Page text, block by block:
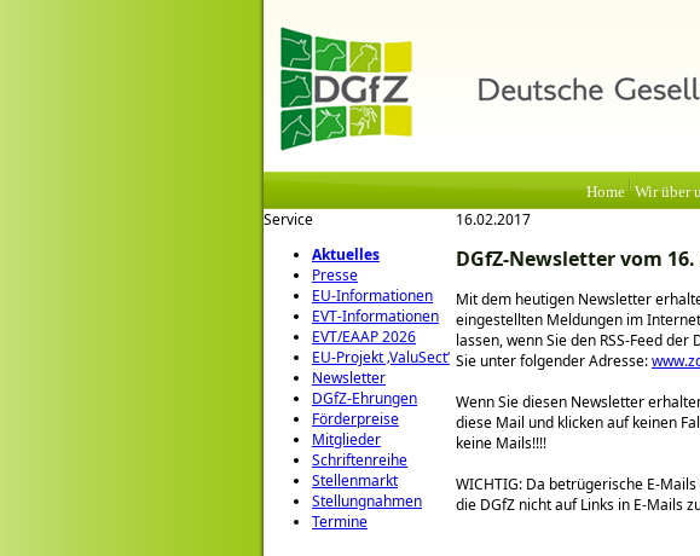
Home Wir über
Service
Aktuelles
Presse
EU-Informationen
EVT-Informationen
EVT/EAAP 2026
EU-Projekt ‚ValuSect‘
Newsletter
DGfZ-Ehrungen
Förderpreise
Mitglieder
Schriftenreihe
Stellenmarkt
Stellungnahmen
Termine
16.02.2017
DGfZ-Newsletter vom
Mit dem heutigen Newsletter
eingestellten Meldungen im
lassen, wenn Sie den RSS-Feed
Sie unter folgender Adresse:
Wenn Sie diesen Newsletter
diese Mail und klicken auf keinen
keine Mails!!!!
WICHTIG: Da betrügerische E-Mails
die DGfZ nicht auf Links in E-Mails